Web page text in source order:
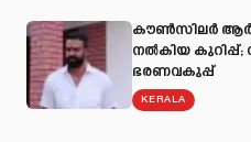
കൗൺസിലർ
നല്‍കിയ കുറിപ്പ്;
ഭരണവകുപ്പ്
KERALA